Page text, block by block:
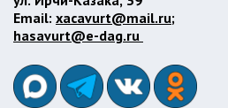
Email: xacavurt@mail.ru;
hasavurt@e-dag.ru